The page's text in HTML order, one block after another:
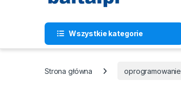
Wszystkie kategorie
Strona główna oprogramowanie